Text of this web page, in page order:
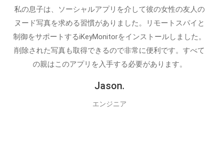
私の息子は、ソーシャルアプリを介して彼の女性の友人の
ヌード写真を求める習慣がありました。リモートスパイと
制御をサポートするiKeyMonitorをインストールしました。
削除された写真も取得できるので非常に便利です。すべて
の親はこのアプリを入手する必要があります。
Jason.
エンジニア